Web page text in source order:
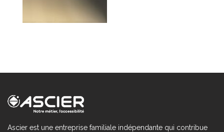
Ascier est une entreprise familiale indépendante qui contribue